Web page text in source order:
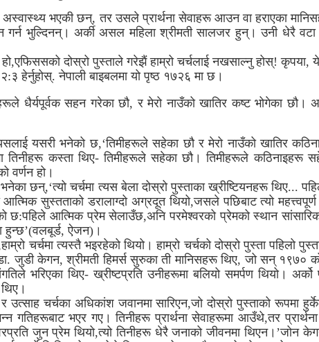
अस्वास्थ्य भएकी छन्, तर उसले प्रार्थना सेवाहरू आउन वा हराएका
गर्न भुल्दिनन्। अर्की असल महिला श्रीमती सालजर हुन्। उनी धेरै
दोस्रो पुस्ताले गरेझैं हाम्रो चर्चलाई नखसाल्नु होस्! कृपया,
हेर्नुहोस्. नेपाली बाइबलमा यो पृष्ठ १७२६ मा छ।
धैर्यपूर्वक सहन गरेका छौ, र मेरो नाउँको खातिर कष्ट भोगेका
यसरी भनेको छ,‘तिमीहरूले सहेका छौ र मेरो नाउँको खातिर
तिनीहरू कस्ता थिए- तिमीहरूले सहेका छौ। तिमीहरूले कठिनाइहरू
वर्णन हो।
छन्,‘त्यो चर्चमा त्यस बेला दोस्रो पुस्ताका ख्रीष्टियनहरू थिए...
सुस्तताको डरालाग्दो अग्रदूत थियो,जसले पछिबाट त्यो महत्त्वपूर्ण
छ:पहिले आत्मिक प्रेम सेलाउँछ,अनि परमेश्वरको प्रेमको स्थान
हुन्छ’(वलबूर्ड, ऐजन)।
चर्चमा त्यस्तै भइरहेको थियो। हाम्रो चर्चको दोस्रो पुस्ता पहिलो
जुडी केगन, श्रीमती हिमर्स सुरुका ती मानिसहरू थिए, जो सन् १९७०
भरिएका थिए- ख्रीष्टप्रति उनीहरूमा बलियो समर्पण थियो।
उत्साह चर्चका अधिकांश जवानमा सारिएन,जो दोस्रो पुस्ताको रूपमा
गतिहरूबाट भएर गए। तिनीहरू प्रार्थना सेवाहरूमा आउँथे,तर
जुन प्रेम थियो,त्यो तिनीहरू धेरै जनाको जीवनमा थिएन।’जोन